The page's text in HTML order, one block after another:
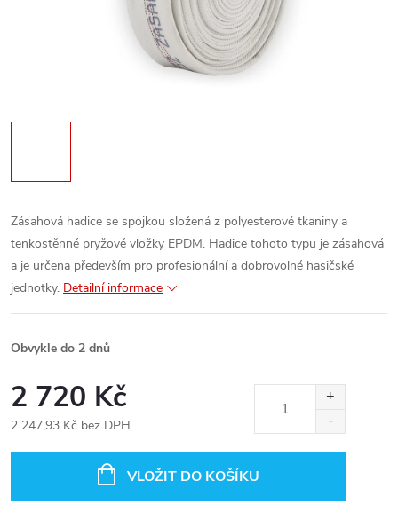
Zásahová hadice se spojkou složená z polyesterové tkaniny a
tenkostěnné pryžové vložky EPDM. Hadice tohoto typu je zásahová
a je určena především pro profesionální a dobrovolné hasičské
jednotky. Detailní informace
Obvykle do 2 dnů
2 720 Kč
2 247,93 Kč bez DPH
VLOŽIT DO KOŠÍKU